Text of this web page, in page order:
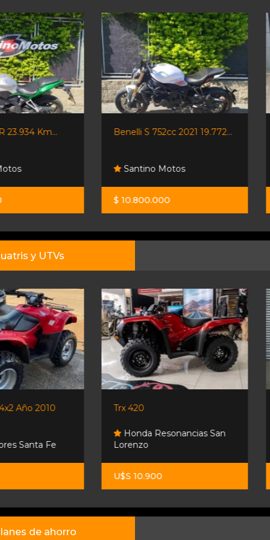
Benelli S 752cc 2021 19.772...
Santino Motos
10.800.000
Benelli Leoncino 500 Trail...
Moto Sport
$ 11.800.000
y UTVs
420
de ahorro